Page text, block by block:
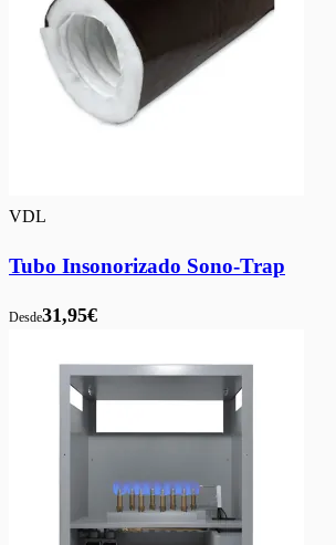
VDL
Tubo Insonorizado Sono-Trap
Desde31,95€